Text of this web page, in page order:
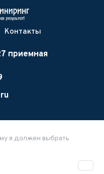
Контакты
приемная
я должен выбрать